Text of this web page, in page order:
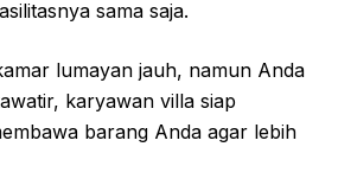
sama saja.
lumayan jauh, namun Anda
karyawan villa siap
barang Anda agar lebih